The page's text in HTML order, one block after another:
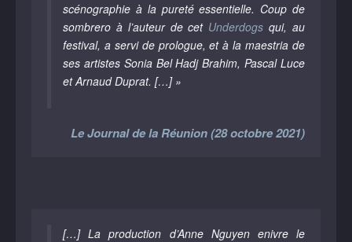
scénographie à la pureté essentielle. Coup de
sombrero à l’auteur de cet Underdogs qui, au
festival, a servi de prologue, et à la maestria de
ses artistes Sonia Bel Hadj Brahim, Pascal Luce
et Arnaud Duprat. […] »
Le Journal de la Réunion (28 octobre 2021)
[…] La production d’Anne Nguyen enivre le